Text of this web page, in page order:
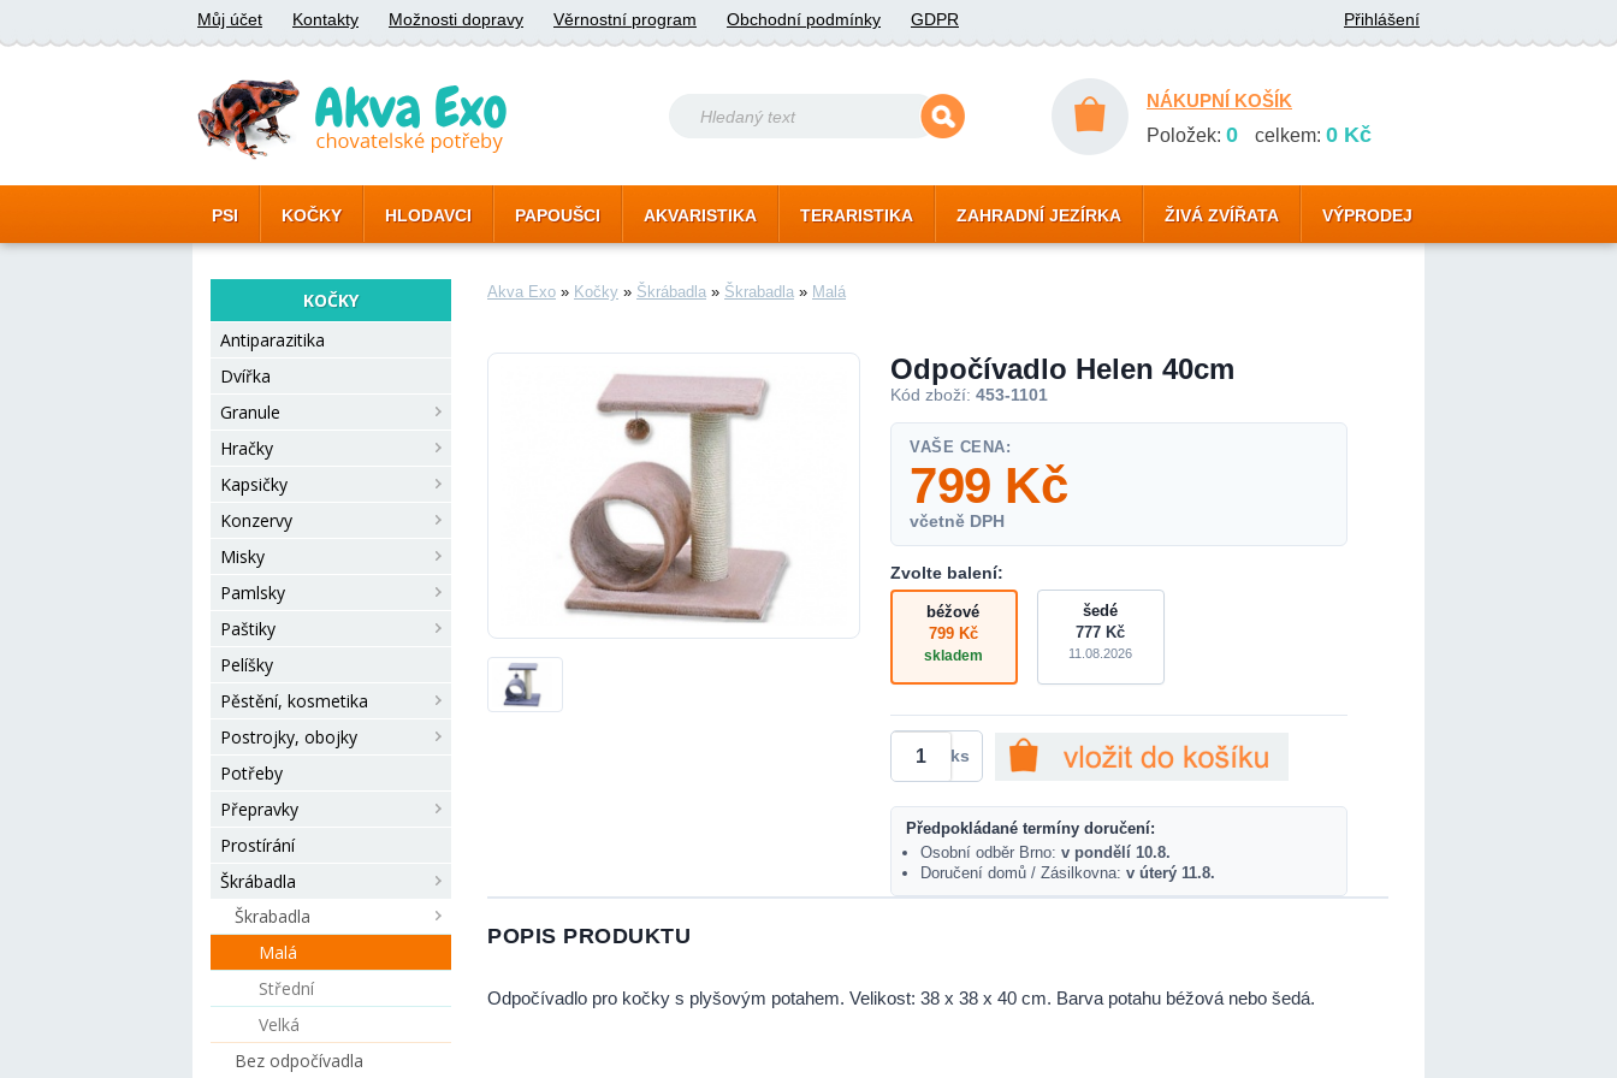
Můj účet Kontakty Možnosti dopravy Věrnostní program Obchodní podmínky GDPR Přihlášení
NÁKUPNÍ KOŠÍK
Položek: 0 celkem: 0 Kč
PSI KOČKY HLODAVCI PAPOUŠCI AKVARISTIKA TERARISTIKA ZAHRADNÍ JEZÍRKA ŽIVÁ ZVÍŘATA VÝPRODEJ
KOČKY
Antiparazitika
Dvířka
Granule
Hračky
Kapsičky
Konzervy
Misky
Pamlsky
Paštiky
Pelíšky
Pěstění, kosmetika
Postrojky, obojky
Potřeby
Přepravky
Prostírání
Škrábadla
Škrabadla
Malá
Střední
Velká
Bez odpočívadla
Akva Exo » Kočky » Škrábadla » Škrabadla » Malá
Odpočívadlo Helen 40cm
Kód zboží: 453-1101
VAŠE CENA:
799 Kč
včetně DPH
Zvolte balení:
béžové
799 Kč
skladem
šedé
777 Kč
11.08.2026
ks
Předpokládané termíny doručení:
Osobní odběr Brno: v pondělí 10.8.
Doručení domů / Zásilkovna: v úterý 11.8.
POPIS PRODUKTU
Odpočívadlo pro kočky s plyšovým potahem. Velikost: 38 x 38 x 40 cm. Barva potahu béžová nebo šedá.